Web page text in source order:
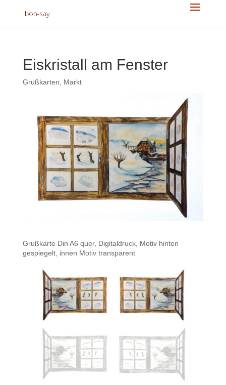
Eiskristall am Fenster
Grußkarten Markt
Grußkarte Din A6 quer, Digitaldruck, Motiv hinten
gespiegelt, innen Motiv transparent